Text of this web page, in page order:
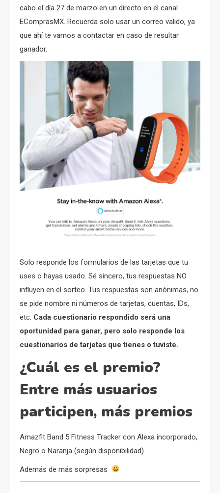
cabo el día 27 de marzo en un directo en el canal
EComprasMX. Recuerda solo usar un correo valido, ya
que ahí te vamos a contactar en caso de resultar
ganador.
Solo responde los formularios de las tarjetas que tu
uses o hayas usado. Sé sincero, tus respuestas NO
influyen en el sorteo. Tus respuestas son anónimas, no
se pide nombre ni números de tarjetas, cuentas, IDs,
etc. Cada cuestionario respondido será una
oportunidad para ganar, pero solo responde los
cuestionarios de tarjetas que tienes o tuviste.
¿Cuál es el premio?
Entre más usuarios
participen, más premios
Amazfit Band 5 Fitness Tracker con Alexa incorporado,
Negro o Naranja (según disponibilidad)
Además de más sorpresas